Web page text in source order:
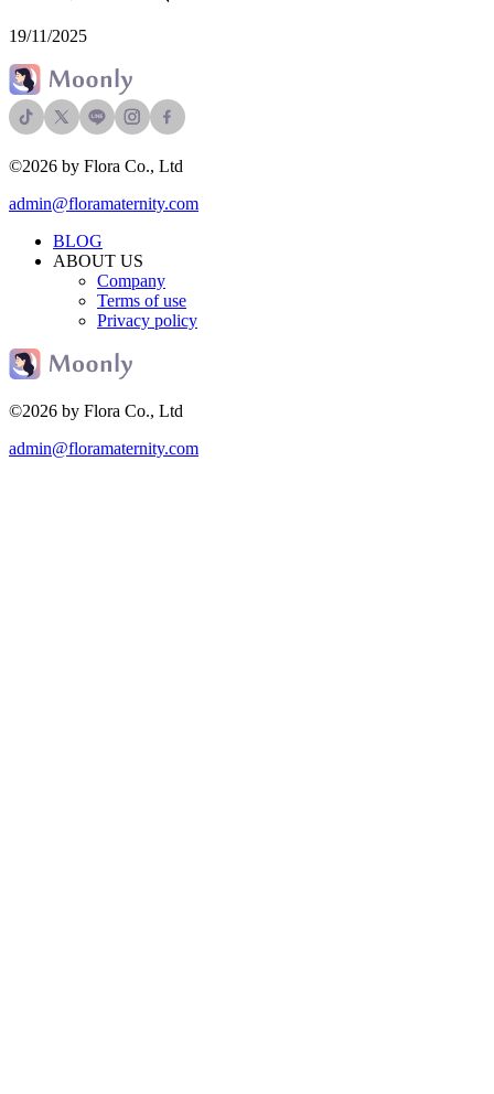
19/11/2025
©2026 by Flora Co., Ltd
admin@floramaternity.com
BLOG
ABOUT US
Company
Terms of use
Privacy policy
©2026 by Flora Co., Ltd
admin@floramaternity.com